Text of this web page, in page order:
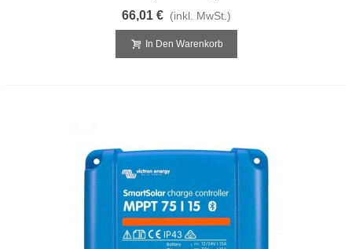
66,01 € (inkl. MwSt.)
In Den Warenkorb